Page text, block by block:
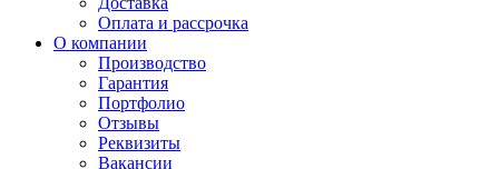
Оплата и рассрочка
О компании
Производство
Гарантия
Портфолио
Отзывы
Реквизиты
Вакансии